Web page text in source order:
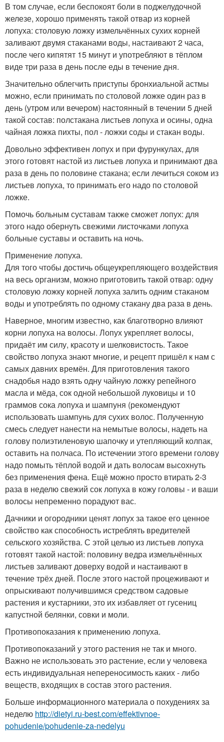
В том случае, если беспокоят боли в поджелудочной
железе, хорошо применять такой отвар из корней
лопуха: столовую ложку измельчённых сухих корней
заливают двумя стаканами воды, настаивают 2 часа,
после чего кипятят 15 минут и употребляют в тёплом
виде три раза в день после еды в течение дня.
Значительно облегчить приступы бронхиальной астмы
можно, если принимать по столовой ложке один раз в
день (утром или вечером) настоянный в течении 5 дней
такой состав: полстакана листьев лопуха и осины, одна
чайная ложка пихты, пол - ложки соды и стакан воды.
Довольно эффективен лопух и при фурункулах, для
этого готовят настой из листьев лопуха и принимают два
раза в день по половине стакана; если лечиться соком из
листьев лопуха, то принимать его надо по столовой
ложке.
Помочь больным суставам также сможет лопух: для
этого надо обернуть свежими листочками лопуха
больные суставы и оставить на ночь.
Применение лопуха.
Для того чтобы достичь общеукрепляющего воздействия
на весь организм, можно приготовить такой отвар: одну
столовую ложку корней лопуха залить одним стаканом
воды и употреблять по одному стакану два раза в день.
Наверное, многим известно, как благотворно влияют
корни лопуха на волосы. Лопух укрепляет волосы,
придаёт им силу, красоту и шелковистость. Такое
свойство лопуха знают многие, и рецепт пришёл к нам с
самых давних времён. Для приготовления такого
снадобья надо взять одну чайную ложку репейного
масла и мёда, сок одной небольшой луковицы и 10
граммов сока лопуха и шампуня (рекомендуют
использовать шампунь для сухих волос. Полученную
смесь следует нанести на немытые волосы, надеть на
голову полиэтиленовую шапочку и утепляющий колпак,
оставить на полчаса. По истечении этого времени голову
надо помыть тёплой водой и дать волосам высохнуть
без применения фена. Ещё можно просто втирать 2-3
раза в неделю свежий сок лопуха в кожу головы - и ваши
волосы непременно порадуют вас.
Дачники и огородники ценят лопух за такое его ценное
свойство как способность истреблять вредителей
сельского хозяйства. С этой целью из листьев лопуха
готовят такой настой: половину ведра измельчённых
листьев заливают доверху водой и настаивают в
течение трёх дней. После этого настой процеживают и
опрыскивают получившимся средством садовые
растения и кустарники, это их избавляет от гусениц
капустной белянки, совки и моли.
Противопоказания к применению лопуха.
Противопоказаний у этого растения не так и много.
Важно не использовать это растение, если у человека
есть индивидуальная непереносимость каких - либо
веществ, входящих в состав этого растения.
Больше информационного материала о похудениях за
неделю http://dietyi.ru-best.com/effektivnoe-
pohudenie/pohudenie-za-nedelyu